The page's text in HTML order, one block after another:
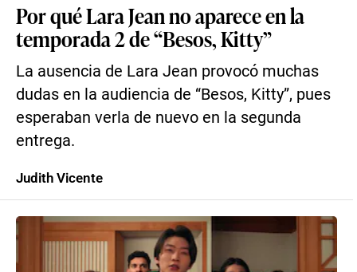
Por qué Lara Jean no aparece en la
temporada 2 de “Besos, Kitty”
La ausencia de Lara Jean provocó muchas
dudas en la audiencia de “Besos, Kitty”, pues
esperaban verla de nuevo en la segunda
entrega.
Judith Vicente